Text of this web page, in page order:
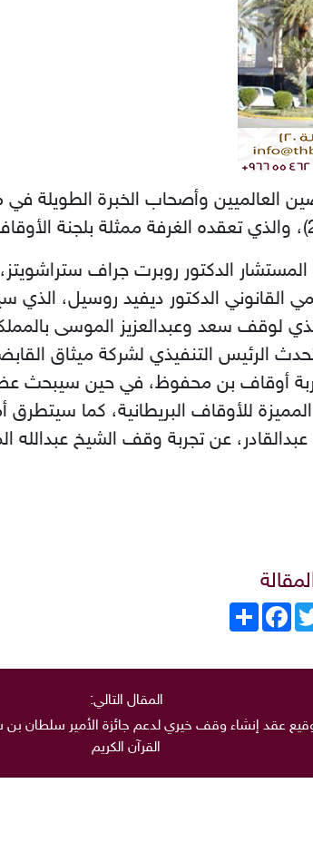
العالميين وأصحاب الخبرة الطويلة في
المستشار الدكتور روبرت جراف
القانوني الدكتور ديفيد روسيل،
لوقف سعد وعبدالعزيز الموسى
الرئيس التنفيذي لشركة ميثاق
أوقاف بن محفوظ، في حين سيبحث
للأوقاف البريطانية، كما
عن تجربة وقف الشيخ عبدالله
انشر
Facebook
المقال التالي:
عقد إنشاء وقف خيري لدعم جائزة الأمير سلطان
القرآن الكريم